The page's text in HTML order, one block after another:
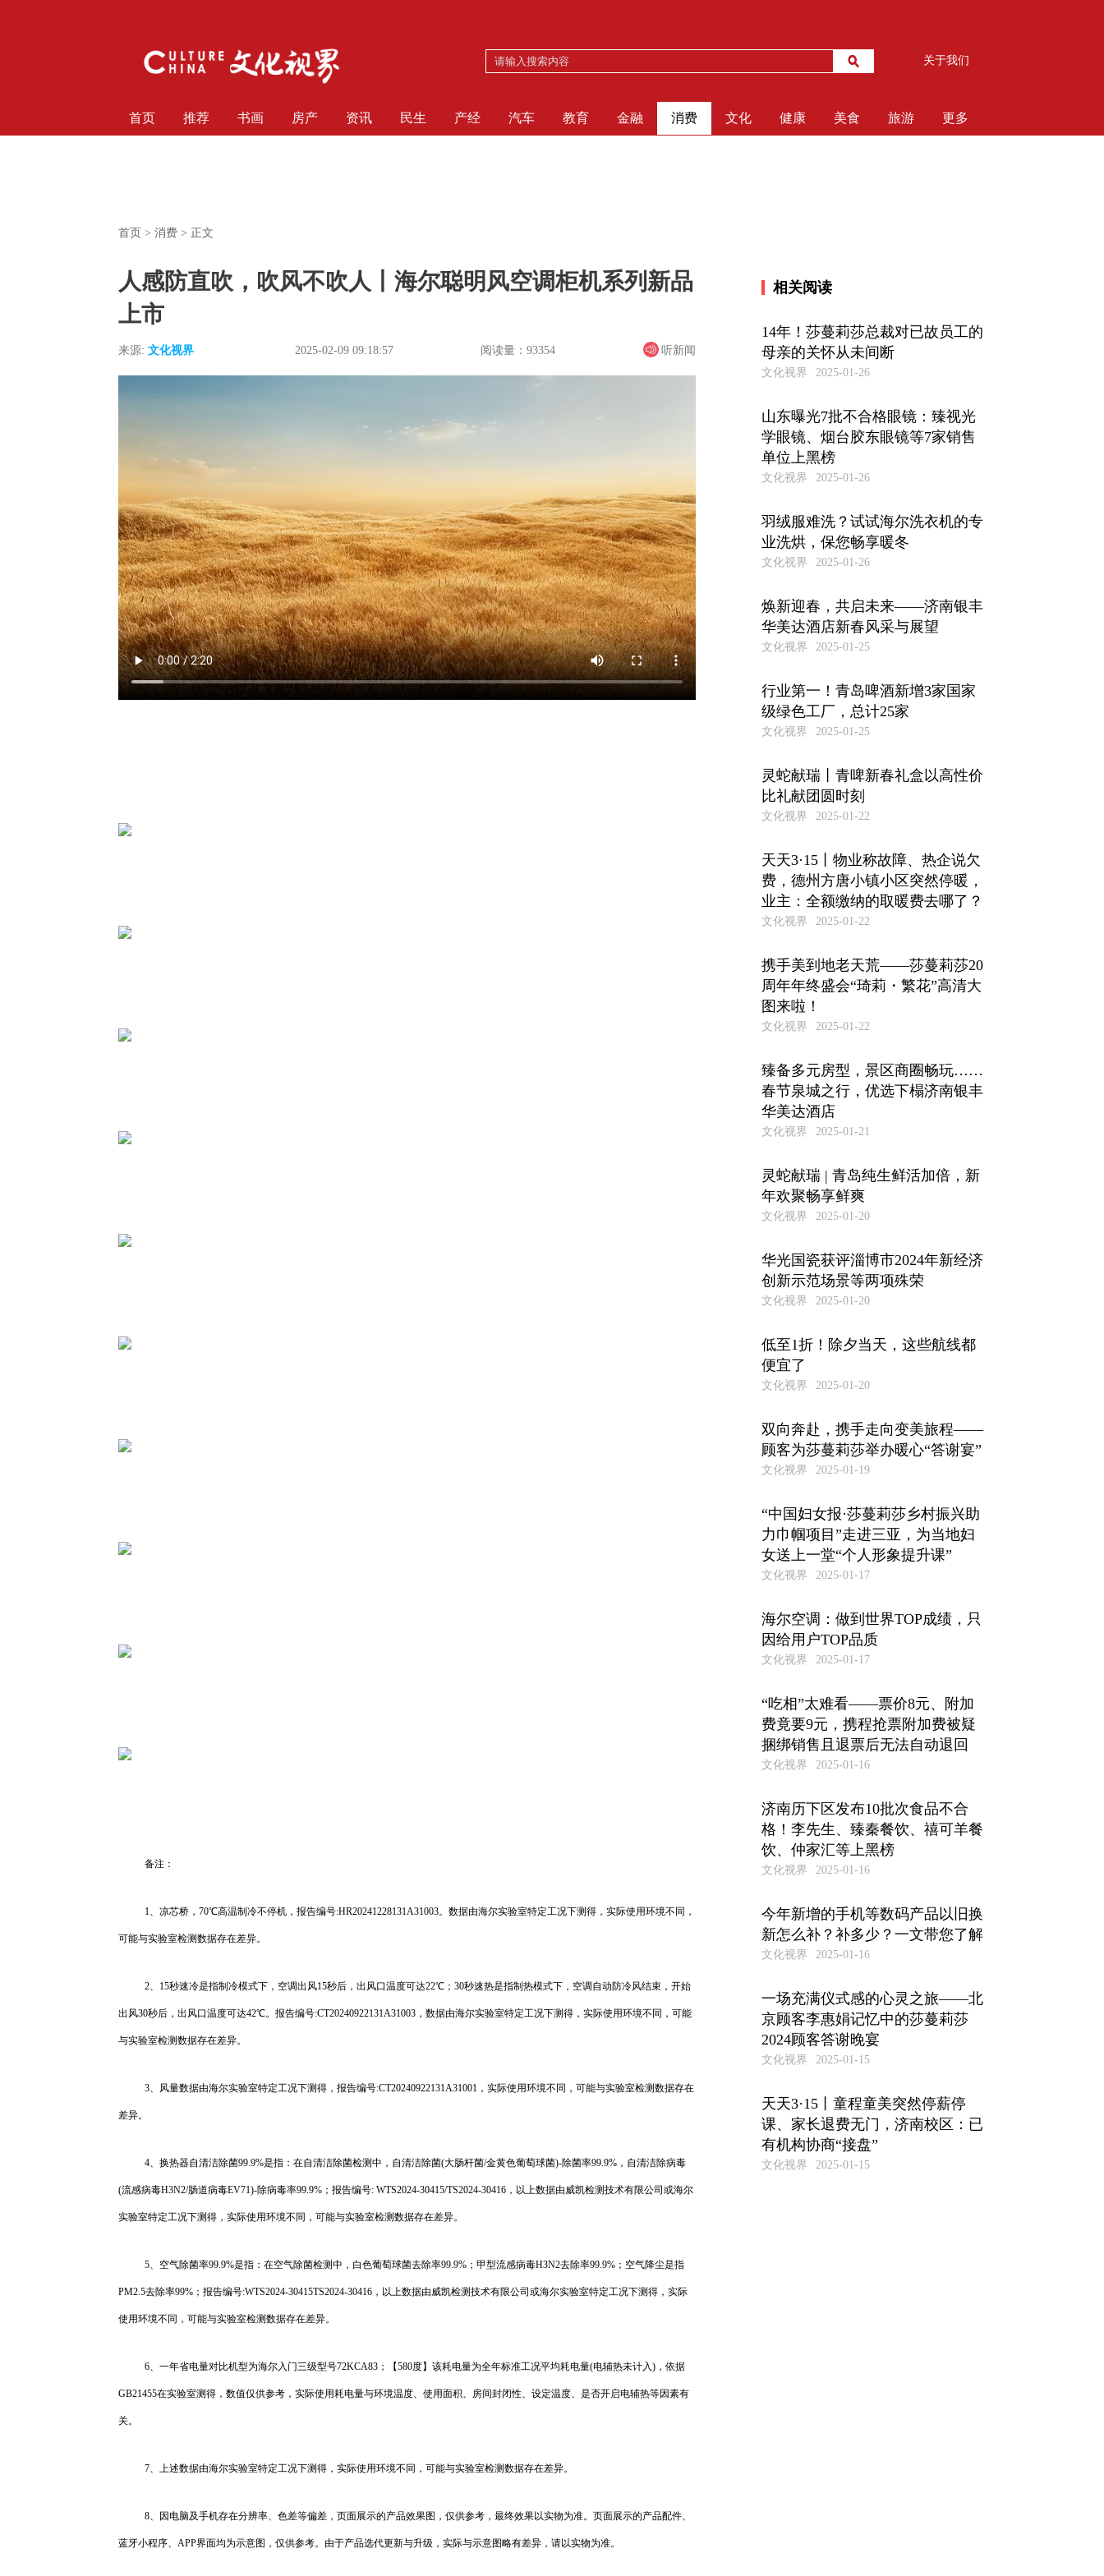
关于我们
首页 推荐 书画 房产 资讯 民生 产经 汽车 教育 金融 消费 文化 健康 美食 旅游 更多
首页 > 消费 > 正文
人感防直吹，吹风不吹人丨海尔聪明风空调柜机系列新品
上市
来源: 文化视界 2025-02-09 09:18:57 阅读量：93354 听新闻
备注：
1、凉芯桥，70℃高温制冷不停机，报告编号:HR20241228131A31003。数据由海尔实验室特定工况下测得，实际使用环境不同，
可能与实验室检测数据存在差异。
2、15秒速冷是指制冷模式下，空调出风15秒后，出风口温度可达22℃；30秒速热是指制热模式下，空调自动防冷风结束，开始
出风30秒后，出风口温度可达42℃。报告编号:CT20240922131A31003，数据由海尔实验室特定工况下测得，实际使用环境不同，可能
与实验室检测数据存在差异。
3、风量数据由海尔实验室特定工况下测得，报告编号:CT20240922131A31001，实际使用环境不同，可能与实验室检测数据存在
差异。
4、换热器自清洁除菌99.9%是指：在自清洁除菌检测中，自清洁除菌(大肠杆菌/金黄色葡萄球菌)-除菌率99.9%，自清洁除病毒
(流感病毒H3N2/肠道病毒EV71)-除病毒率99.9%；报告编号: WTS2024-30415/TS2024-30416，以上数据由威凯检测技术有限公司或海尔
实验室特定工况下测得，实际使用环境不同，可能与实验室检测数据存在差异。
5、空气除菌率99.9%是指：在空气除菌检测中，白色葡萄球菌去除率99.9%；甲型流感病毒H3N2去除率99.9%；空气降尘是指
PM2.5去除率99%；报告编号:WTS2024-30415TS2024-30416，以上数据由威凯检测技术有限公司或海尔实验室特定工况下测得，实际
使用环境不同，可能与实验室检测数据存在差异。
6、一年省电量对比机型为海尔入门三级型号72KCA83；【580度】该耗电量为全年标准工况平均耗电量(电辅热未计入)，依据
GB21455在实验室测得，数值仅供参考，实际使用耗电量与环境温度、使用面积、房间封闭性、设定温度、是否开启电辅热等因素有
关。
7、上述数据由海尔实验室特定工况下测得，实际使用环境不同，可能与实验室检测数据存在差异。
8、因电脑及手机存在分辨率、色差等偏差，页面展示的产品效果图，仅供参考，最终效果以实物为准。页面展示的产品配件、
蓝牙小程序、APP界面均为示意图，仅供参考。由于产品选代更新与升级，实际与示意图略有差异，请以实物为准。
相关阅读
14年！莎蔓莉莎总裁对已故员工的
母亲的关怀从未间断
文化视界 2025-01-26
山东曝光7批不合格眼镜：臻视光
学眼镜、烟台胶东眼镜等7家销售
单位上黑榜
文化视界 2025-01-26
羽绒服难洗？试试海尔洗衣机的专
业洗烘，保您畅享暖冬
文化视界 2025-01-26
焕新迎春，共启未来——济南银丰
华美达酒店新春风采与展望
文化视界 2025-01-25
行业第一！青岛啤酒新增3家国家
级绿色工厂，总计25家
文化视界 2025-01-25
灵蛇献瑞丨青啤新春礼盒以高性价
比礼献团圆时刻
文化视界 2025-01-22
天天3·15丨物业称故障、热企说欠
费，德州方唐小镇小区突然停暖，
业主：全额缴纳的取暖费去哪了？
文化视界 2025-01-22
携手美到地老天荒——莎蔓莉莎20
周年年终盛会“琦莉・繁花”高清大
图来啦！
文化视界 2025-01-22
臻备多元房型，景区商圈畅玩……
春节泉城之行，优选下榻济南银丰
华美达酒店
文化视界 2025-01-21
灵蛇献瑞 | 青岛纯生鲜活加倍，新
年欢聚畅享鲜爽
文化视界 2025-01-20
华光国瓷获评淄博市2024年新经济
创新示范场景等两项殊荣
文化视界 2025-01-20
低至1折！除夕当天，这些航线都
便宜了
文化视界 2025-01-20
双向奔赴，携手走向变美旅程——
顾客为莎蔓莉莎举办暖心“答谢宴”
文化视界 2025-01-19
“中国妇女报·莎蔓莉莎乡村振兴助
力巾帼项目”走进三亚，为当地妇
女送上一堂“个人形象提升课”
文化视界 2025-01-17
海尔空调：做到世界TOP成绩，只
因给用户TOP品质
文化视界 2025-01-17
“吃相”太难看——票价8元、附加
费竟要9元，携程抢票附加费被疑
捆绑销售且退票后无法自动退回
文化视界 2025-01-16
济南历下区发布10批次食品不合
格！李先生、臻秦餐饮、禧可羊餐
饮、仲家汇等上黑榜
文化视界 2025-01-16
今年新增的手机等数码产品以旧换
新怎么补？补多少？一文带您了解
文化视界 2025-01-16
一场充满仪式感的心灵之旅——北
京顾客李惠娟记忆中的莎蔓莉莎
2024顾客答谢晚宴
文化视界 2025-01-15
天天3·15丨童程童美突然停薪停
课、家长退费无门，济南校区：已
有机构协商“接盘”
文化视界 2025-01-15